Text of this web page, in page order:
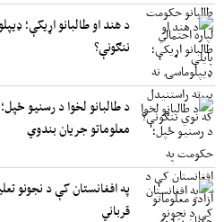
د هند او طالبانو اړیکې؛
ننګونې؟
د طالبانو لخوا د رسنیو
معلوماتو جریان بندوي
په افغانستان کې د نجونو
قرباني